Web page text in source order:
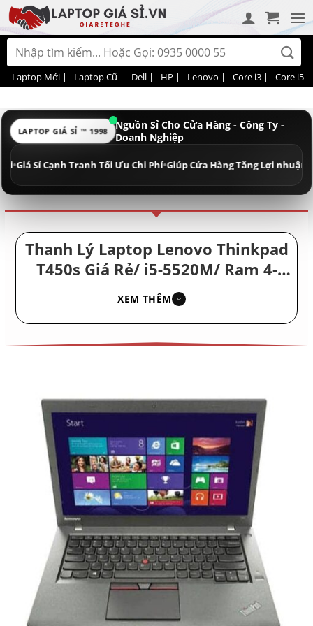
Bỏ
qua
nội
dung
Tìm
kiếm:
Laptop Mới | Laptop Cũ | Dell | HP | Lenovo | Core i3 | Core i5 |
Điều hướng Phân loại
LAPTOP GIÁ SỈ ™ 1998
Nguồn Sỉ Cho Cửa Hàng - Công Ty -
Doanh Nghiệp
Sỉ Cạnh Tranh Tối Ưu Chi Phí•Giúp Cửa Hàng Tăng Lợi nhuận -
Thanh Lý Laptop Lenovo Thinkpad
T450s Giá Rẻ/ i5-5520M/ Ram 4-
8GB/ SSD 128-256GB/ Laptop Nhập
Khẩu/ Giá Máy Tính Xách Tay Hiện
Nay/ Laptop i5 Giá Rẻ
XEM THÊM